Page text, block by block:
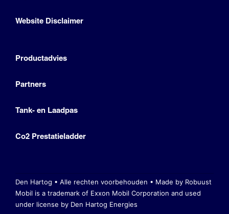
Website Disclaimer
Productadvies
Partners
Tank- en Laadpas
Co2 Prestatieladder
Den Hartog • Alle rechten voorbehouden • Made by Robuust
Mobil is a trademark of Exxon Mobil Corporation and used
under license by Den Hartog Energies